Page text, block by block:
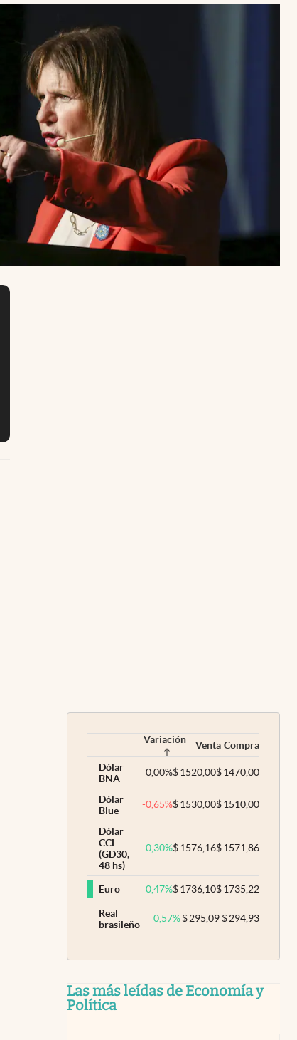
Variación Venta Compra
Dólar
BNA
0,00%$1520,00$1470,00
Dólar
Blue
-0,65%$1530,00$1510,00
Dólar
CCL
(GD30,
48 hs)
0,30%$1576,16$1571,86
Euro 0,47%$1736,10$1735,22
Real
brasileño
0,57% $295,09 $294,93
Las más leídas de Economía y
Política